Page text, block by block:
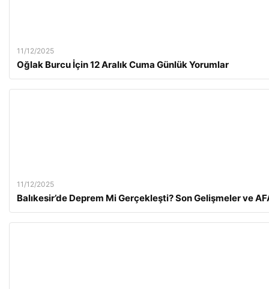
11/12/2025
Oğlak Burcu İçin 12 Aralık Cuma Günlük Yorumlar
11/12/2025
Balıkesir’de Deprem Mi Gerçekleşti? Son Gelişmeler ve